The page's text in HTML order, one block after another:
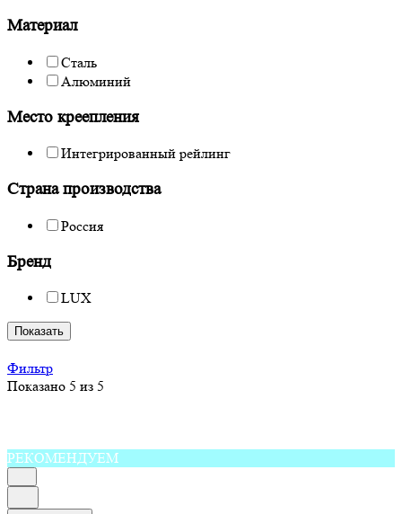
Материал
Сталь
Алюминий
Место креепления
Интегрированный рейлинг
Страна производства
Россия
Бренд
LUX
Показать
Фильтр
Показано 5 из 5
РЕКОМЕНДУЕМ